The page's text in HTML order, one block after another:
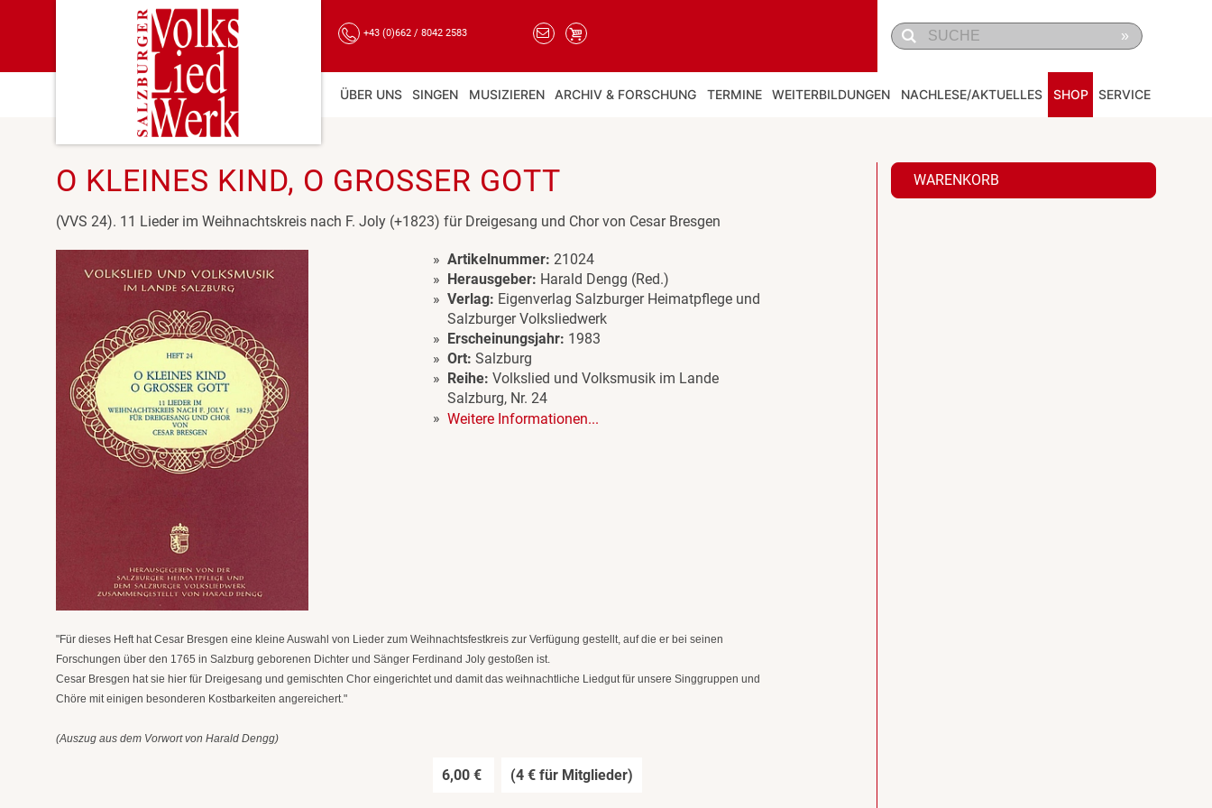
+43 (0)662 / 8042 2583 »
ÜBER UNS SINGEN MUSIZIEREN ARCHIV & FORSCHUNG TERMINE WEITERBILDUNGEN NACHLESE/AKTUELLES SHOP SERVICE
O KLEINES KIND, O GROSSER GOTT
(VVS 24). 11 Lieder im Weihnachtskreis nach F. Joly (+1823) für Dreigesang und Chor von Cesar Bresgen
Artikelnummer: 21024
Herausgeber: Harald Dengg (Red.)
Verlag: Eigenverlag Salzburger Heimatpflege und
Salzburger Volksliedwerk
Erscheinungsjahr: 1983
Ort: Salzburg
Reihe: Volkslied und Volksmusik im Lande
Salzburg, Nr. 24
Weitere Informationen...
"Für dieses Heft hat Cesar Bresgen eine kleine Auswahl von Lieder zum Weihnachtsfestkreis zur Verfügung gestellt, auf die er bei seinen
Forschungen über den 1765 in Salzburg geborenen Dichter und Sänger Ferdinand Joly gestoßen ist.
Cesar Bresgen hat sie hier für Dreigesang und gemischten Chor eingerichtet und damit das weihnachtliche Liedgut für unsere Singgruppen und
Chöre mit einigen besonderen Kostbarkeiten angereichert."
(Auszug aus dem Vorwort von Harald Dengg)
6,00 € (4 € für Mitglieder)
WARENKORB